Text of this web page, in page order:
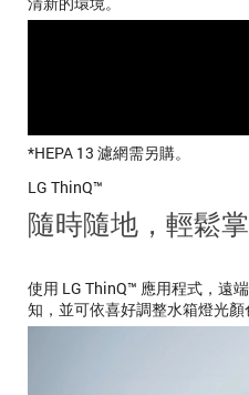
*HEPA 13 濾網需另購。
LG ThinQ™
隨時隨地，輕鬆
使用 LG ThinQ™ 應用程式，遠
知，並可依喜好調整水箱燈光顏